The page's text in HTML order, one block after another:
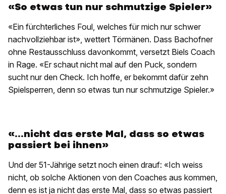
«So etwas tun nur schmutzige Spieler»
«Ein fürchterliches Foul, welches für mich nur schwer
nachvollziehbar ist», wettert Törmänen. Dass Bachofner
ohne Restausschluss davonkommt, versetzt Biels Coach
in Rage. «Er schaut nicht mal auf den Puck, sondern
sucht nur den Check. Ich hoffe, er bekommt dafür zehn
Spielsperren, denn so etwas tun nur schmutzige Spieler.»
«...nicht das erste Mal, dass so etwas
passiert bei ihnen»
Und der 51-Jährige setzt noch einen drauf: «Ich weiss
nicht, ob solche Aktionen von den Coaches aus kommen,
denn es ist ja nicht das erste Mal, dass so etwas passiert